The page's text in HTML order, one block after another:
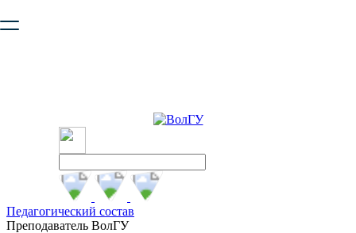
безопасную работу с сайтом. Пожалуйста
Педагогический состав
Преподаватель ВолГУ